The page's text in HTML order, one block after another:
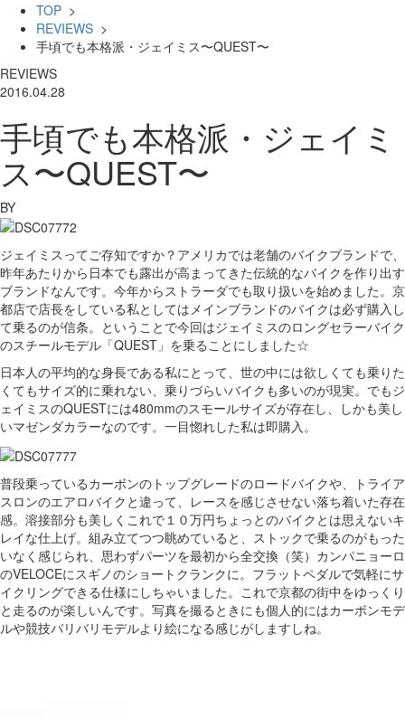
TOP >
REVIEWS >
手頃でも本格派・ジェイミス〜QUEST〜
REVIEWS
2016.04.28
手頃でも本格派・ジェイミ
ス〜QUEST〜
BY
ジェイミスってご存知ですか？アメリカでは老舗のバイクブランドで、
昨年あたりから日本でも露出が高まってきた伝統的なバイクを作り出す
ブランドなんです。今年からストラーダでも取り扱いを始めました。京
都店で店長をしている私としてはメインブランドのバイクは必ず購入し
て乗るのが信条。ということで今回はジェイミスのロングセラーバイク
のスチールモデル「QUEST」を乗ることにしました☆
日本人の平均的な身長である私にとって、世の中には欲しくても乗りた
くてもサイズ的に乗れない、乗りづらいバイクも多いのが現実。でもジ
ェイミスのQUESTには480mmのスモールサイズが存在し、しかも美し
いマゼンダカラーなのです。一目惚れした私は即購入。
普段乗っているカーボンのトップグレードのロードバイクや、トライア
スロンのエアロバイクと違って、レースを感じさせない落ち着いた存在
感。溶接部分も美しくこれで１０万円ちょっとのバイクとは思えないキ
レイな仕上げ。組み立てつつ眺めていると、ストックで乗るのがもった
いなく感じられ、思わずパーツを最初から全交換（笑）カンパニョーロ
のVELOCEにスギノのショートクランクに。フラットペダルで気軽にサ
イクリングできる仕様にしちゃいました。これで京都の街中をゆっくり
と走るのが楽しいんです。写真を撮るときにも個人的にはカーボンモデ
ルや競技バリバリモデルより絵になる感じがしますしね。